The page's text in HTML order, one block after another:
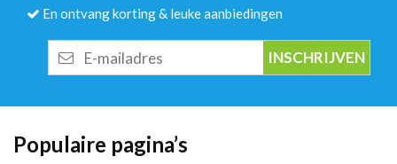
En ontvang korting & leuke aanbiedingen
mailadres
Populaire pagina’s